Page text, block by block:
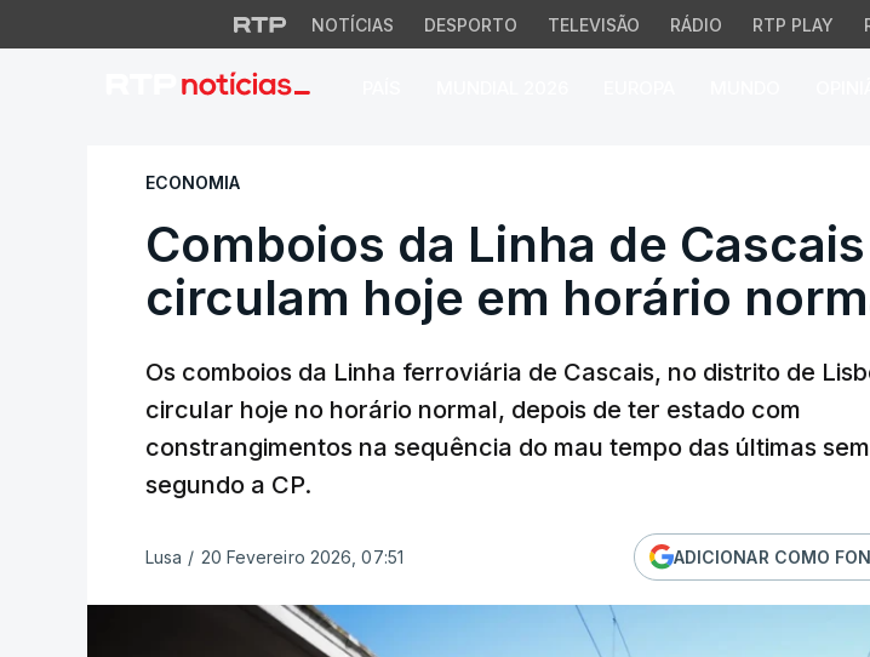
NOTÍCIAS DESPORTO TELEVISÃO RÁDIO RTP PLAY
Comboios da Linha de Cascais
ECONOMIA
Comboios da Linha de Cascais
circulam hoje em horário
Os comboios da Linha ferroviária de Cascais, no distrito de
circular hoje no horário normal, depois de ter estado com
constrangimentos na sequência do mau tempo das últimas
segundo a CP.
Lusa / 20 Fevereiro 2026, 07:51 ADICIONAR COMO